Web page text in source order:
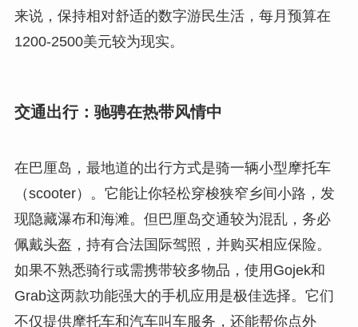
来说，保持相对舒适的数字游民生活，每月预算在
1200-2500美元较为现实。
交通出行：驰骋在热带风情中
在巴厘岛，最地道的出行方式是骑一辆小型摩托车
（scooter）。它能让你轻松穿梭狭窄乡间小路，发
现隐藏瀑布和海滩。但巴厘岛交通较为混乱，务必
佩戴头盔，持有合法国际驾照，并购买相应保险。
如果不熟悉骑行或需携带较多物品，使用Gojek和
Grab这两款功能强大的手机应用是极佳选择。它们
不仅提供摩托车和汽车叫车服务，还能帮你点外